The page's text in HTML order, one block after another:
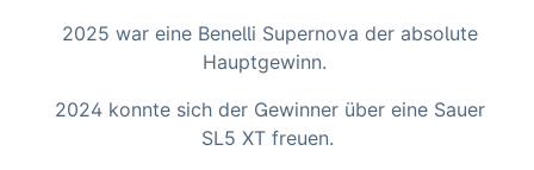
2025 war eine Benelli Supernova der absolute
Hauptgewinn.
2024 konnte sich der Gewinner über eine Sauer
SL5 XT freuen.